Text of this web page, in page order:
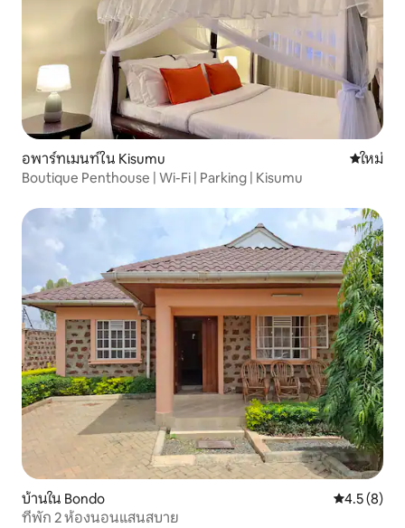
อพาร์ทเมนท์ใน Kisumu ที่พักใหม่
ใหม่
Boutique Penthouse | Wi-Fi | Parking | Kisumu
บ้านใน Bondo คะแนนเฉลี่
4.5 (8)
ที่พัก 2 ห้องนอนแสนสบาย